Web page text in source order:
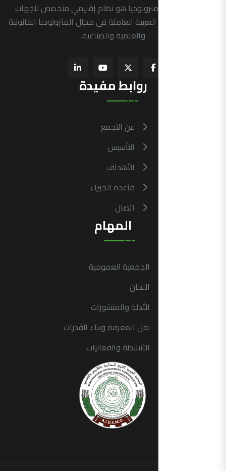
التجمع العربي للمترولوجيا هو نظام إقليمي متخصص للجهات
الرسمية في الدول العربية العاملة في مجال المترولوجيا القانونية
والعلمية والصناعية.
روابط مفيدة
عن التجمع
التأسيس
الأهداف
قاعدة الخبراء
اتصال
المهام
الجمعية العمومية
اللجان
الأدلة والمنشورات
نقل المعرفة وبناء القدرات
الأنشطة والفعاليات